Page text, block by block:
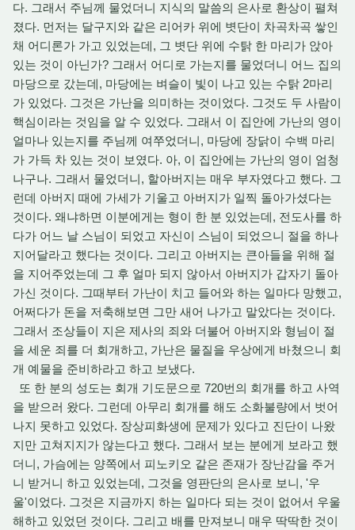
다. 그래서 주님께 물었더니 지식의 말씀의 은사로 환상이 펼쳐
졌다. 먼저는 달구지와 같은 리어카 위에 볏단이 차곡차곡 쌓인
채 어디론가 가고 있었는데, 그 볏단 위에 수탉 한 마리가 앉아
있는 것이 아닌가? 그래서 어디로 가는지를 물었더니 어느 집의
마당으로 갔는데, 마당에는 벼슬이 빛이 나고 있는 수탉 2마리
가 있었다. 그것은 가난을 의미하는 것이었다. 그것도 두 사람이
핵심이라는 것임을 알 수 있었다. 그래서 이 집안에 가난의 영이
얼마나 있는지를 주님께 여쭈었더니, 마당에 장닭이 수백 마리
가 가득 차 있는 것이 보였다. 아, 이 집안에는 가난의 영이 엄청
나구나. 그래서 물었더니, 할아버지는 매우 부자였다고 했다. 그
런데 아버지 때에 가세가 기울고 아버지가 일찍 돌아가셨다는
것이다. 왜냐하면 이분에게는 형이 한 분 있었는데, 전도사를 하
다가 어느 날 스님이 되었고 자신이 스님이 되었으니 절을 하나
지어달라고 했다는 것이다. 그리고 아버지는 큰아들을 위해 절
을 지어주었는데 그 후 얼마 되지 않아서 아버지가 갑자기 돌아
가신 것이다. 그때부터 가난이 치고 들어와 하는 일마다 망했고,
어쩌다가 돈을 저축해보면 그만 새어 나가고 말았다는 것이다.
그래서 조상들이 지은 제사의 죄와 더불어 아버지와 형님이 절
을 세운 죄를 더 회개하고, 가난은 물질을 우상에게 바쳤으니 회
개 예물을 준비하라고 하고 보냈다.
또 한 분의 성도는 회개 기도문으로 720번의 회개를 하고 사역
을 받으러 왔다. 그런데 아무리 회개를 해도 소화불량에서 벗어
나지 못하고 있었다. 장상피화생에 문제가 있다고 진단이 나왔
지만 고쳐지지가 않는다고 했다. 그래서 보는 분에게 보라고 했
더니, 가슴에는 양쪽에서 피노키오 같은 존재가 장난감을 주거
니 받거니 하고 있었는데, 그것을 영판단의 은사로 보니, '우
울'이었다. 그것은 지금까지 하는 일마다 되는 것이 없어서 우울
해하고 있었던 것이다. 그리고 배를 만져보니 매우 딱딱한 것이